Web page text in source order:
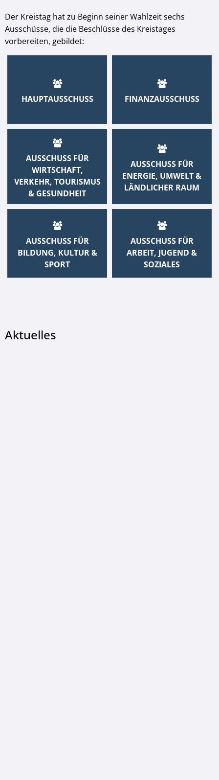
Der Kreistag hat zu Beginn seiner Wahlzeit sechs
Ausschüsse, die die Beschlüsse des Kreistages
vorbereiten, gebildet:
HAUPTAUSSCHUSS FINANZAUSSCHUSS
AUSSCHUSS FÜR
WIRTSCHAFT,
VERKEHR, TOURISMUS
& GESUNDHEIT
AUSSCHUSS FÜR
ENERGIE, UMWELT &
LÄNDLICHER RAUM
AUSSCHUSS FÜR
BILDUNG, KULTUR &
SPORT
AUSSCHUSS FÜR
ARBEIT, JUGEND &
SOZIALES
Aktuelles